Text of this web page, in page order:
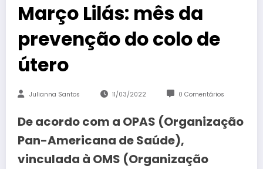
Março Lilás: mês da
prevenção do colo de
útero
Julianna Santos 11/03/2022 0 Comentários
De acordo com a OPAS (Organização
Pan-Americana de Saúde),
vinculada à OMS (Organização